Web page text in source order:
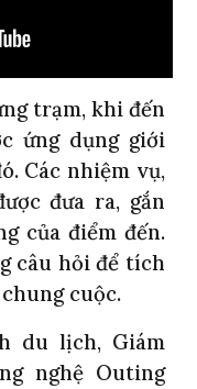
trạm, khi đến
ứng dụng giới
Các nhiệm vụ,
đưa ra, gắn
của điểm đến.
câu hỏi để tích
cuộc.
du lịch, Giám
nghệ Outing